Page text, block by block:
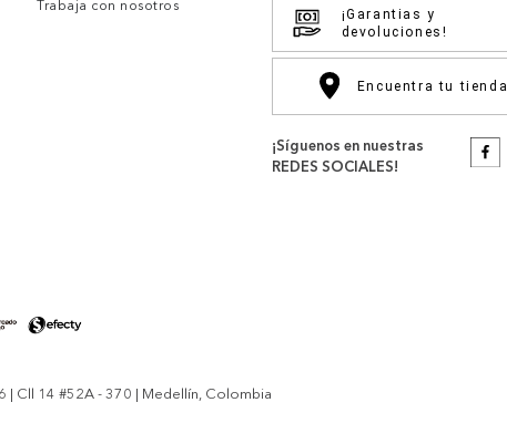
Trabaja con nosotros
¡Garantias y
devoluciones!
Encuentra tu tienda
¡Síguenos en nuestras
REDES SOCIALES!
Cll 14 #52A - 370 | Medellín, Colombia